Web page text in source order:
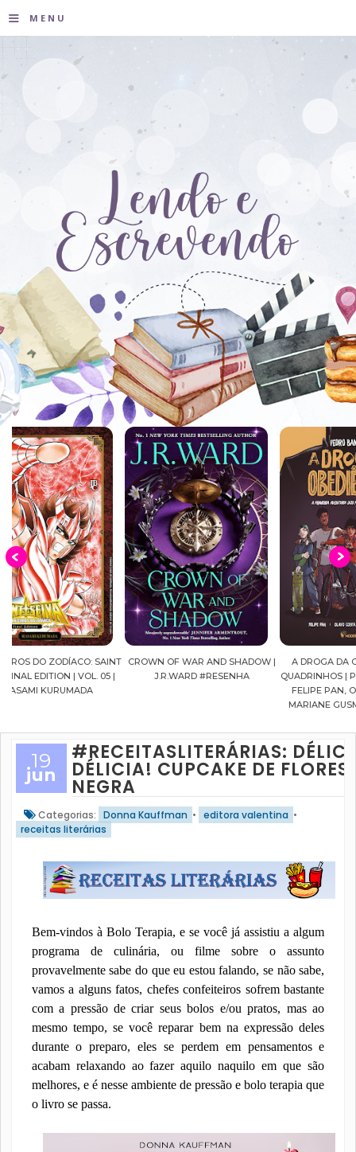
≡ MENU
CROWN OF WAR AND SHADOW |
J.R.WARD #RESENHA
A DROGA DA OBEDIÊNCIA EM
QUADRINHOS | PEDRO BANDEIRA,
FELIPE PAN, OLAVO COSTA E
MARIANE GUSMÃO #RESENHA
19
jun
#RECEITASLITERÁRIAS:
DÉLICIA! CUPCAKE DE
NEGRA
Categorias: Donna Kauffman • editora valentina •
receitas literárias
Bem-vindos à Bolo Terapia, e se você já assistiu a algum
programa de culinária, ou filme sobre o assunto
provavelmente sabe do que eu estou falando, se não sabe,
vamos a alguns fatos, chefes confeiteiros sofrem bastante
com a pressão de criar seus bolos e/ou pratos, mas ao
mesmo tempo, se você reparar bem na expressão deles
durante o preparo, eles se perdem em pensamentos e
acabam relaxando ao fazer aquilo naquilo em que são
melhores, e é nesse ambiente de pressão e bolo terapia que
o livro se passa.